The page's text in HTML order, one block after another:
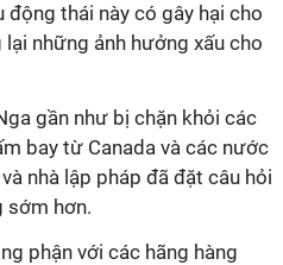
động thái này có gây hại cho
những ảnh hưởng xấu cho
gần như bị chặn khỏi các
bay từ Canada và các nước
nhà lập pháp đã đặt câu hỏi
sớm hơn.
phận với các hãng hàng